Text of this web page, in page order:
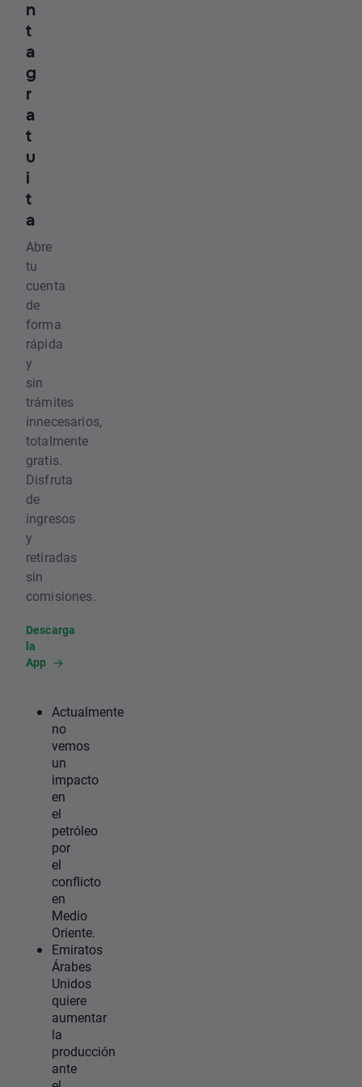
n
t
a
g
r
a
t
u
i
t
a
Abre
tu
cuenta
de
forma
rápida
y
sin
trámites
innecesarios,
totalmente
gratis.
Disfruta
de
ingresos
y
retiradas
sin
comisiones.
Descarga
la
App
Actualmente
no
vemos
un
impacto
en
el
petróleo
por
el
conflicto
en
Medio
Oriente.
Emiratos
Árabes
Unidos
quiere
aumentar
la
producción
ante